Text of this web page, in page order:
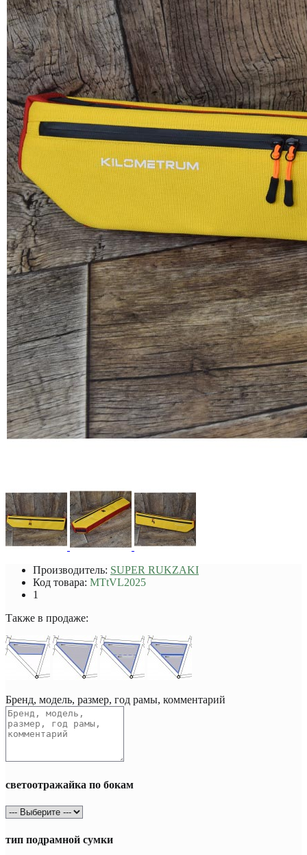
Производитель: SUPER RUKZAKI
Код товара: MTtVL2025
1
Также в продаже:
Бренд, модель, размер, год рамы, комментарий
светоотражайка по бокам
тип подрамной сумки